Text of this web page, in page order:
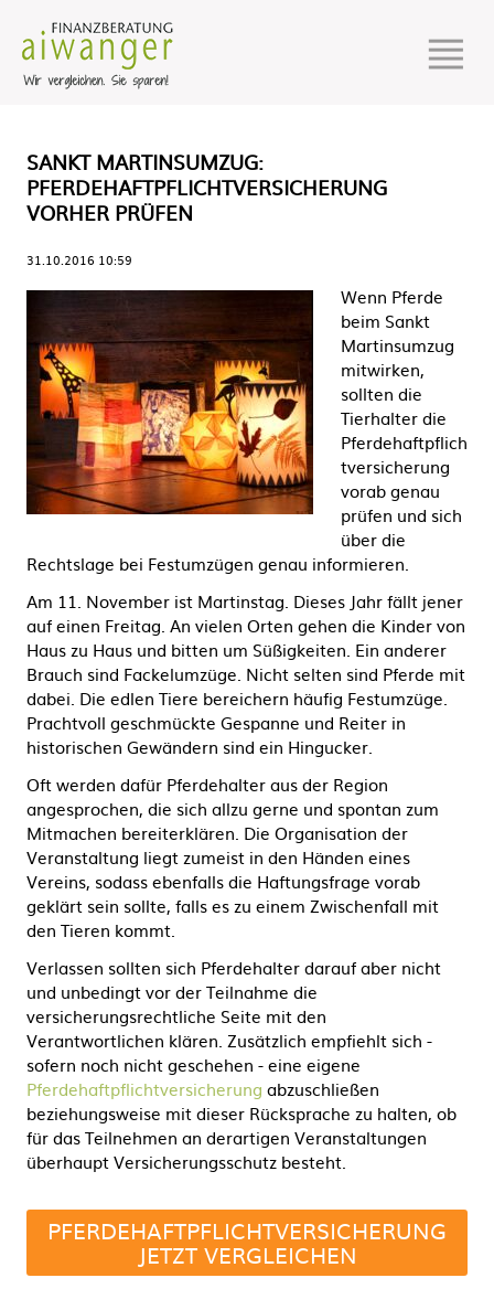
SANKT MARTINSUMZUG:
PFERDEHAFTPFLICHTVERSICHERUNG
VORHER PRÜFEN
31.10.2016 10:59
Wenn Pferde
beim Sankt
Martinsumzug
mitwirken,
sollten die
Tierhalter die
Pferdehaftpflich
tversicherung
vorab genau
prüfen und sich
über die
Rechtslage bei Festumzügen genau informieren.
Am 11. November ist Martinstag. Dieses Jahr fällt jener
auf einen Freitag. An vielen Orten gehen die Kinder von
Haus zu Haus und bitten um Süßigkeiten. Ein anderer
Brauch sind Fackelumzüge. Nicht selten sind Pferde mit
dabei. Die edlen Tiere bereichern häufig Festumzüge.
Prachtvoll geschmückte Gespanne und Reiter in
historischen Gewändern sind ein Hingucker.
Oft werden dafür Pferdehalter aus der Region
angesprochen, die sich allzu gerne und spontan zum
Mitmachen bereiterklären. Die Organisation der
Veranstaltung liegt zumeist in den Händen eines
Vereins, sodass ebenfalls die Haftungsfrage vorab
geklärt sein sollte, falls es zu einem Zwischenfall mit
den Tieren kommt.
Verlassen sollten sich Pferdehalter darauf aber nicht
und unbedingt vor der Teilnahme die
versicherungsrechtliche Seite mit den
Verantwortlichen klären. Zusätzlich empfiehlt sich -
sofern noch nicht geschehen - eine eigene
Pferdehaftpflichtversicherung abzuschließen
beziehungsweise mit dieser Rücksprache zu halten, ob
für das Teilnehmen an derartigen Veranstaltungen
überhaupt Versicherungsschutz besteht.
PFERDEHAFTPFLICHTVERSICHERUNG
JETZT VERGLEICHEN